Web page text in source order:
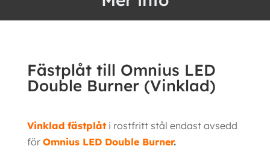
Burner
Fästplåt till Omnius LED
Double Burner (Vinklad)
Vinklad fästplåt i rostfritt stål endast avsedd
för Omnius LED Double Burner.